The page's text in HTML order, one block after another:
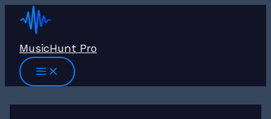
Перейти
MusicHunt Pro